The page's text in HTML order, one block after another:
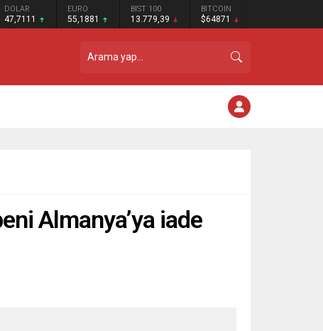
DOLAR
47,7111
EURO
55,1881
BIST 100
13.779,39
BITCOIN
$64871
Almanya’ya iade